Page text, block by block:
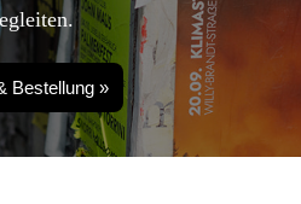
Bestellung »